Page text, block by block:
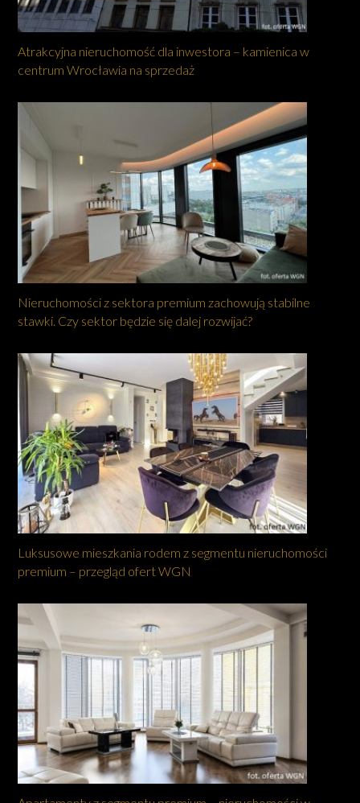
Atrakcyjna nieruchomość dla inwestora – kamienica w
centrum Wrocławia na sprzedaż
Nieruchomości z sektora premium zachowują stabilne
stawki. Czy sektor będzie się dalej rozwijać?
Luksusowe mieszkania rodem z segmentu nieruchomości
premium – przegląd ofert WGN